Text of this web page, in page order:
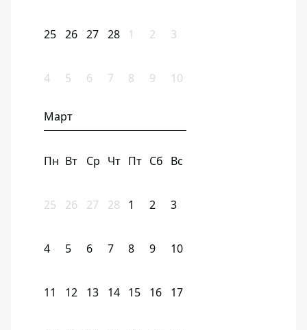
25 26 27 28 1 2 3
4 5 6 7 8 9 10
Март
Пн Вт Ср Чт Пт Сб Вс
25 26 27 28 1 2 3
4 5 6 7 8 9 10
11 12 13 14 15 16 17